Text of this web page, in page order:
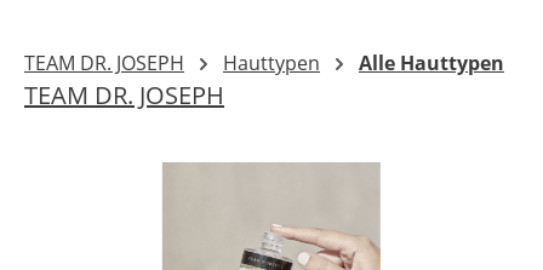
TEAM DR. JOSEPH Hauttypen Alle Hauttypen
TEAM DR. JOSEPH